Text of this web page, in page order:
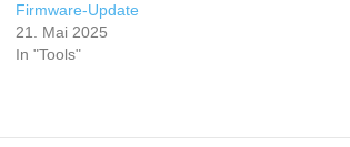
Firmware-Update
21. Mai 2025
In "Tools"